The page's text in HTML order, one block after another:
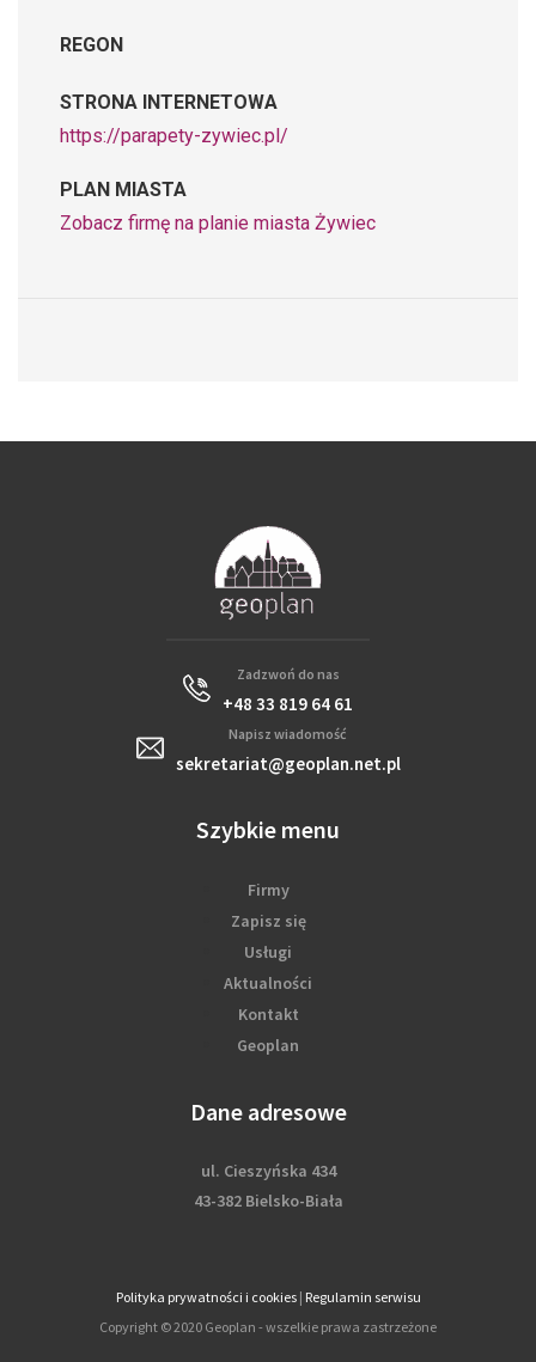
REGON
STRONA INTERNETOWA
https://parapety-zywiec.pl/
PLAN MIASTA
Zobacz firmę na planie miasta Żywiec
Zadzwoń do nas
+48 33 819 64 61
Napisz wiadomość
sekretariat@geoplan.net.pl
Szybkie menu
Firmy
Zapisz się
Usługi
Aktualności
Kontakt
Geoplan
Dane adresowe
ul. Cieszyńska 434
43-382 Bielsko-Biała
Polityka prywatności i cookies| Regulamin serwisu
Copyright © 2020 Geoplan - wszelkie prawa zastrzeżone